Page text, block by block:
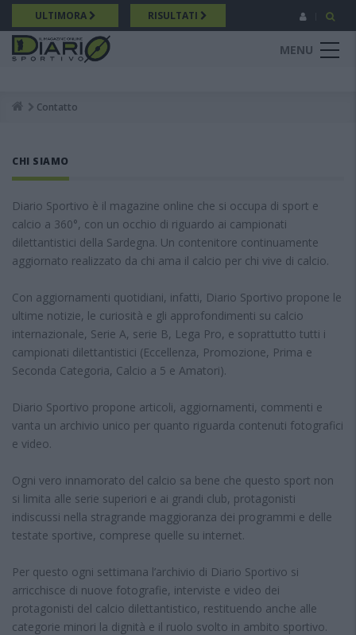
Salta
al
contenuto
principale
ULTIMORA RISULTATI
MENU
Breadcrumb
Contatto
CHI SIAMO
Diario Sportivo è il magazine online che si occupa di sport e
calcio a 360°, con un occhio di riguardo ai campionati
dilettantistici della Sardegna. Un contenitore continuamente
aggiornato realizzato da chi ama il calcio per chi vive di calcio.
Con aggiornamenti quotidiani, infatti, Diario Sportivo propone le
ultime notizie, le curiosità e gli approfondimenti su calcio
internazionale, Serie A, serie B, Lega Pro, e soprattutto tutti i
campionati dilettantistici (Eccellenza, Promozione, Prima e
Seconda Categoria, Calcio a 5 e Amatori).
Diario Sportivo propone articoli, aggiornamenti, commenti e
vanta un archivio unico per quanto riguarda contenuti fotografici
e video.
Ogni vero innamorato del calcio sa bene che questo sport non
si limita alle serie superiori e ai grandi club, protagonisti
indiscussi nella stragrande maggioranza dei programmi e delle
testate sportive, comprese quelle su internet.
Per questo ogni settimana l’archivio di Diario Sportivo si
arricchisce di nuove fotografie, interviste e video dei
protagonisti del calcio dilettantistico, restituendo anche alle
categorie minori la dignità e il ruolo svolto in ambito sportivo.